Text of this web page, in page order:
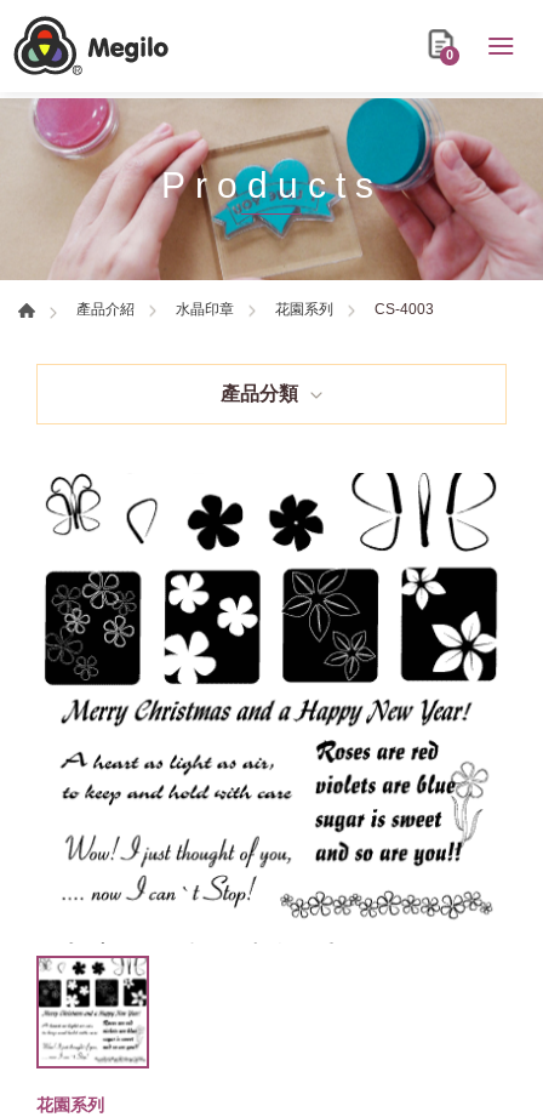
0
Products
產品介紹 水晶印章 花園系列 CS-4003
產品分類
花園系列